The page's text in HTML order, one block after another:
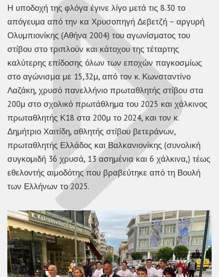
Η υποδοχή της φλόγα έγινε λίγο μετά τις 8.30 το
απόγευμα από την κα Χρυσοπηγή Δεβετζή – αργυρή
Ολυμπιονίκης (Αθήνα 2004) του αγωνίσματος του
στίβου στο τριπλούν και κάτοχου της τέταρτης
καλύτερης επίδοσης όλων των εποχών παγκοσμίως
στο αγώνισμα με 15,32μ, από τον κ. Κωνσταντίνο
Λαζάκη, χρυσό πανελλήνιο πρωταθλητής στίβου στα
200μ στο σχολικό πρωτάθλημα του 2025 και χάλκινος
πρωταθλητής Κ18 στα 200μ το 2024, και τον κ.
Δημήτριο Χαιτίδη, αθλητής στίβου βετεράνων,
πρωταθλητής Ελλάδος και Βαλκανιονίκης (συνολική
συγκομιδή 36 χρυσά, 13 ασημένια και 6 χάλκινα,) τέως
εθελοντής αιμοδότης που βραβεύτηκε από τη Βουλή
των Ελλήνων το 2025.